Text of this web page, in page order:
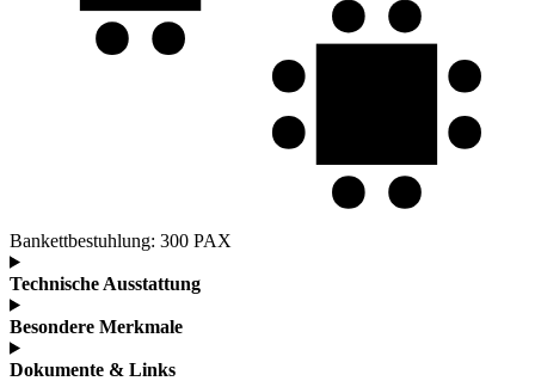
Bankettbestuhlung: 300 PAX
Technische Ausstattung
Besondere Merkmale
Dokumente & Links